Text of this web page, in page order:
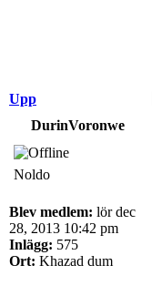
Upp
DurinVoronwe
Noldo
Blev medlem: lör dec
28, 2013 10:42 pm
Inlägg: 575
Ort: Khazad dum